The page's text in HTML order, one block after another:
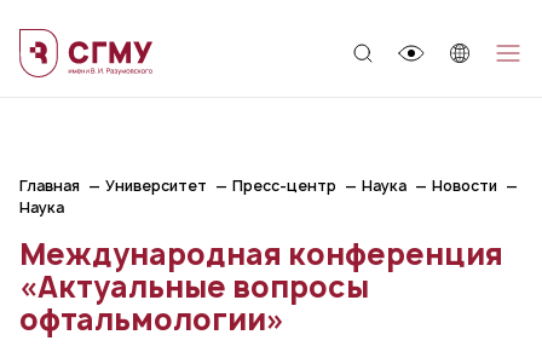
Главная Университет Пресс-центр Наука
Новости
Наука
Международная конференция
«Актуальные вопросы
офтальмологии»